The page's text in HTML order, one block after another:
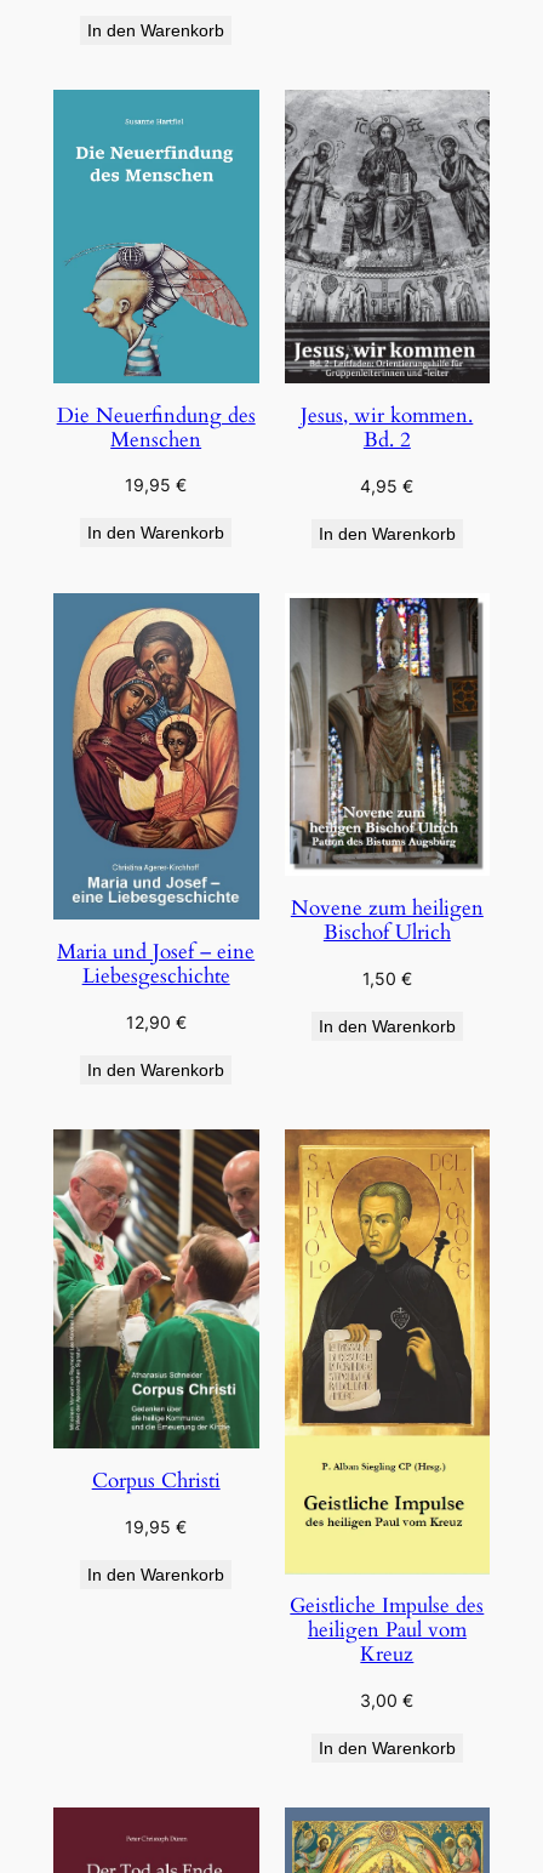
In den Warenkorb
Die Neuerfindung des
Menschen
19,95€
In den Warenkorb
Jesus, wir kommen.
Bd. 2
4,95€
In den Warenkorb
Maria und Josef – eine
Liebesgeschichte
12,90 €
In den Warenkorb
Novene zum heiligen
Bischof Ulrich
1,50 €
In den Warenkorb
Corpus Christi
19,95€
In den Warenkorb
Geistliche Impulse des
heiligen Paul vom
Kreuz
3,00€
In den Warenkorb